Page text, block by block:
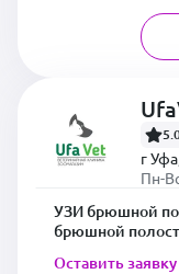
г
Пн-
УЗИ брюшной
брюшной
Оставить заявку